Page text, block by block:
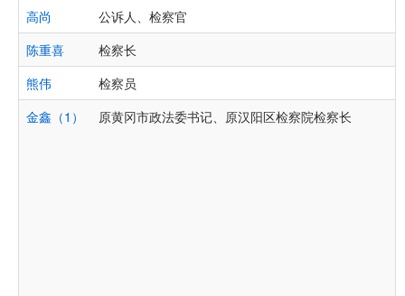
高尚 公诉人、检察官
陈重喜
检察长
熊伟
检察员
金鑫（1）
原黄冈市政法委书记、原汉阳区检察院检察长